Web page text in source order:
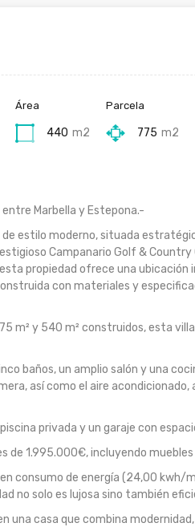
Área
440 m2
Parcela
775 m2
Marbella y Estepona.-
estilo moderno, situada
Campanario Golf & Country
propiedad ofrece una ubicación
con materiales y
m² y 540 m² construidos, esta
baños, un amplio salón y una
así como el aire
privada y un garaje con
de 1.995.000€, incluyendo muebles
consumo de energía (24,00 kwh/
no solo es lujosa sino también
una casa que combina